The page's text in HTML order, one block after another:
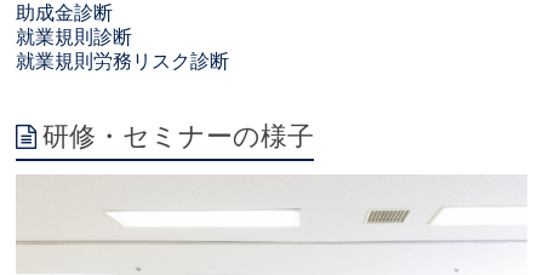
助成金診断
就業規則診断
就業規則労務リスク診断
研修・セミナーの様子